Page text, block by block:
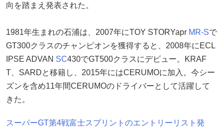
向を踏まえ発表された。
1981年生まれの石浦は、2007年にTOY STORYapr MR-Sで
GT300クラスのチャンピオンを獲得すると、2008年にECL
IPSE ADVAN SC430でGT500クラスにデビュー。KRAF
T、SARDと移籍し、2015年にはCERUMOに加入。今シー
ズンを含め11年間CERUMOのドライバーとして活躍して
きた。
スーパーGT第4戦富士スプリントのエントリーリスト発